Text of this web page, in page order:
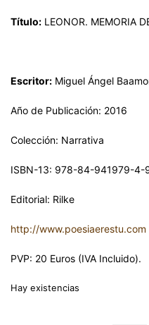
Título: LEONOR. MEMORIA
Escritor: Miguel Ángel
Año de Publicación: 2016
Colección: Narrativa
ISBN-13: 978-84-941979-4-
Editorial: Rilke
http://www.poesiaerestu.com
PVP: 20 Euros (IVA Incluido).
Hay existencias